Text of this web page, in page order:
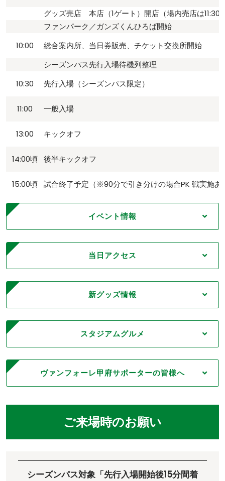
グッズ売店 本店（1ゲート）開店（場内売店は11:30
ファンパーク／ガンズくんひろば開始
10:00
総合案内所、当日券販売、チケット交換所開始
シーズンパス先行入場待機列整理
10:30
先行入場（シーズンパス限定）
11:00 一般入場
13:00 キックオフ
14:00頃 後半キックオフ
15:00頃 試合終了予定（※90分で引き分けの場合PK 戦実施あ
イベント情報
当日アクセス
新グッズ情報
スタジアムグルメ
ヴァンフォーレ甲府サポーターの皆様へ
ご来場時のお願い
シーズンパス対象「先行入場開始後15分間着